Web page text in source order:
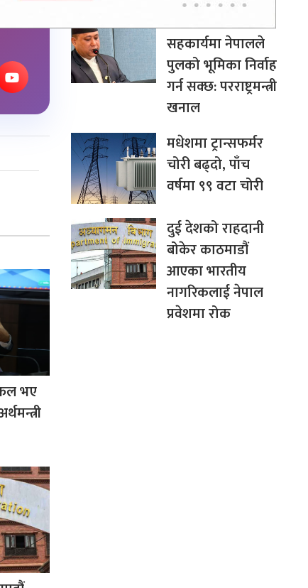
भए
चीन–दक्षिण एसिया
सहकार्यमा नेपालले
पुलको भूमिका निर्वाह
गर्न सक्छ: परराष्ट्रमन्त्री
खनाल
मधेशमा ट्रान्सफर्मर
चोरी बढ्दो, पाँच
वर्षमा ९९ वटा चोरी
दुई देशको राहदानी
बोकेर काठमाडौं
आएका भारतीय
नागरिकलाई नेपाल
प्रवेशमा रोक